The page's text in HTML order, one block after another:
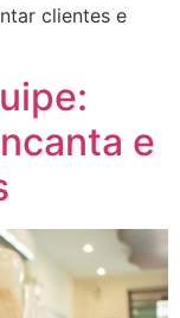
clientes e
e